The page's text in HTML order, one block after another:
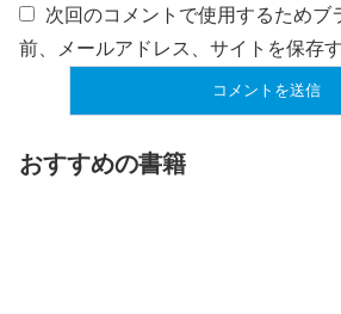
次回のコメントで使用するためブ
前、メールアドレス、サイトを保存す
おすすめの書籍